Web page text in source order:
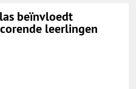
beïnvloedt
leerlingen